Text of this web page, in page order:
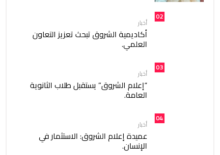
02
أخبار
أكاديمية الشروق تبحث تعزيز التعاون
العلمي.
03
أخبار
“إعلام الشروق” يستقبل طلاب الثانوية
العامة.
04
أخبار
عميدة إعلام الشروق: الاستثمار في
الإنسان.